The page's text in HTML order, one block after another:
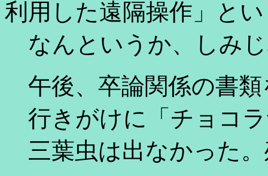
利用した遠隔操作」と
なんというか、しみ
午後、卒論関係の書類
行きがけに「チョコ
三葉虫は出なかった